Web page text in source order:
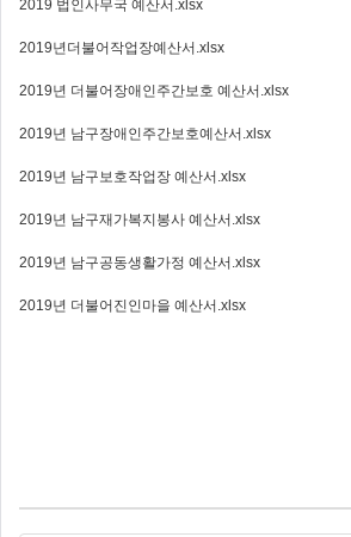
2019 법인사무국 예산서.xlsx
2019년더불어작업장예산서.xlsx
2019년 더불어장애인주간보호 예산서.xlsx
2019년 남구장애인주간보호예산서.xlsx
2019년 남구보호작업장 예산서.xlsx
2019년 남구재가복지봉사 예산서.xlsx
2019년 남구공동생활가정 예산서.xlsx
2019년 더불어진인마을 예산서.xlsx